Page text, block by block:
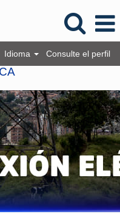
Idioma Consulte el perfil